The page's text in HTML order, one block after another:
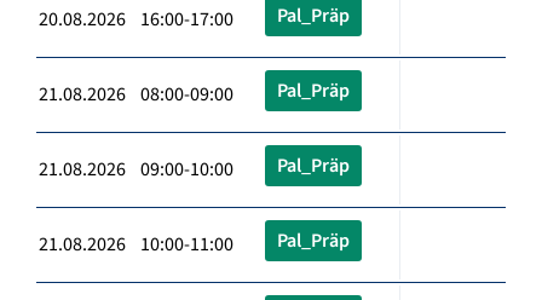
20.08.2026 16:00-17:00 Pal_Präp
21.08.2026 08:00-09:00 Pal_Präp
21.08.2026 09:00-10:00 Pal_Präp
21.08.2026 10:00-11:00 Pal_Präp